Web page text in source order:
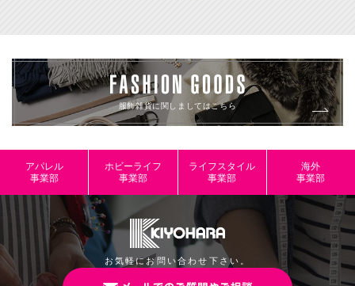
服飾雑貨に関しましてはこちら
アパレル
事業部
ホビーライフ
事業部
ライフスタイル
事業部
海外
事業部
お気軽にお問い合わせ下さい。